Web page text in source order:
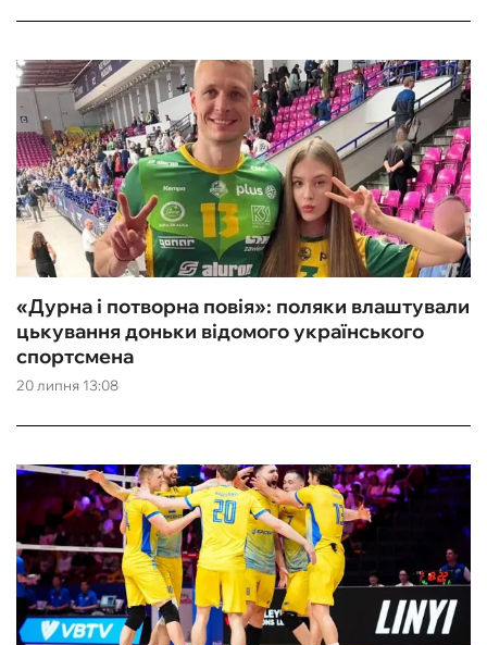
20 липня 13:08
«Дурна і потворна повія‎»: поляки влаштували
цькування доньки відомого українського
спортсмена